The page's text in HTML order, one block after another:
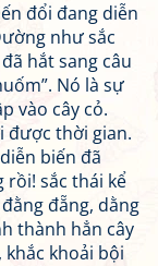
đổi đang diễn
như sắc
hắt sang câu
Nó là sự
vào cây cỏ.
được thời gian.
biến đã
rồi! sắc thái kể
đẵng, dằng
thành hẳn cây
khắc khoải bội